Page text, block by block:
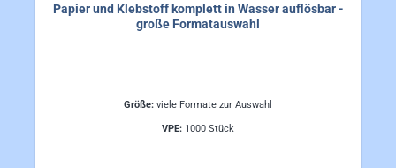
Papier und Klebstoff komplett in Wasser auflösbar -
große Formatauswahl
Größe: viele Formate zur Auswahl
VPE: 1000 Stück